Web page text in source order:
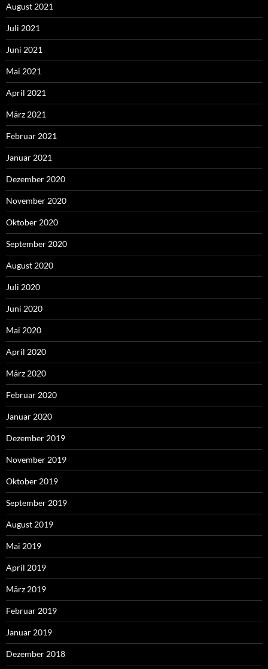
August 2021
Juli 2021
Juni 2021
Mai 2021
April 2021
März 2021
Februar 2021
Januar 2021
Dezember 2020
November 2020
Oktober 2020
September 2020
August 2020
Juli 2020
Juni 2020
Mai 2020
April 2020
März 2020
Februar 2020
Januar 2020
Dezember 2019
November 2019
Oktober 2019
September 2019
August 2019
Mai 2019
April 2019
März 2019
Februar 2019
Januar 2019
Dezember 2018